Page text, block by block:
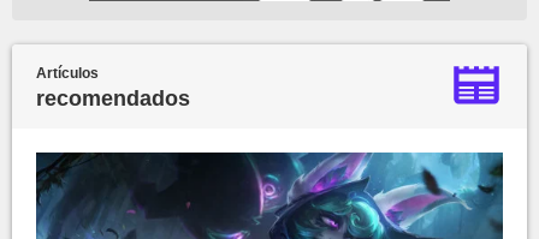
Artículos
recomendados